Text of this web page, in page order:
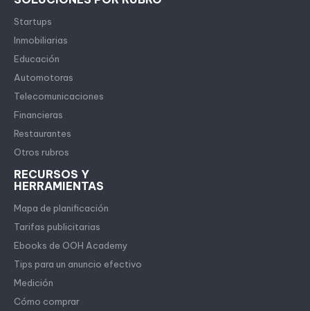
Startups
Inmobiliarias
Educación
Automotoras
Telecomunicaciones
Financieras
Restaurantes
Otros rubros
RECURSOS Y
HERRAMIENTAS
Mapa de planificación
Tarifas publicitarias
Ebooks de OOH Academy
Tips para un anuncio efectivo
Medición
Cómo comprar